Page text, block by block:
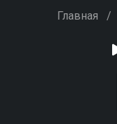
Главная /